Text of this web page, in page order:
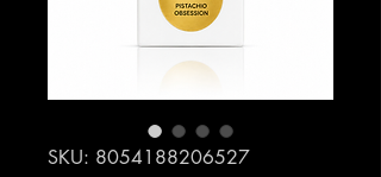
SKU: 8054188206527